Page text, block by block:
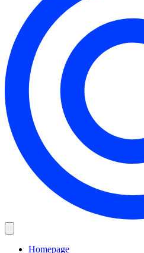
Homepage